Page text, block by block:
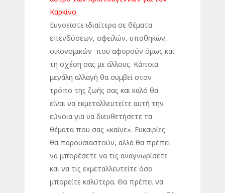
Καρκίνο
Ευνοείστε ιδιαίτερα σε θέματα
επενδύσεων, οφειλών, υποθηκών,
οικονομικών που αφορούν όμως και
τη σχέση σας με άλλους. Κάποια
μεγάλη αλλαγή θα συμβεί στον
τρόπο της ζωής σας και καλό θα
είναι να εκμεταλλευτείτε αυτή την
εύνοια για να διευθετήσετε τα
θέματα που σας «καίνε». Ευκαιρίες
θα παρουσιαστούν, αλλά θα πρέπει
να μπορέσετε να τις αναγνωρίσετε
και να τις εκμεταλλευτείτε όσο
μπορείτε καλύτερα. Θα πρέπει να